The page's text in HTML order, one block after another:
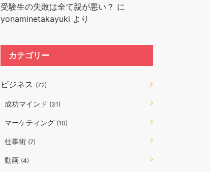
受験生の失敗は全て親が悪い？ に
yonaminetakayuki より
カテゴリー
ビジネス (72)
成功マインド (31)
マーケティング (10)
仕事術 (7)
動画 (4)